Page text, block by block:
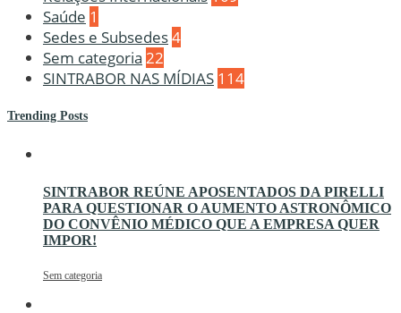
Saúde 1
Sedes e Subsedes4
Sem categoria 22
SINTRABOR NAS MÍDIAS 114
Trending Posts
SINTRABOR REÚNE APOSENTADOS DA PIRELLI
PARA QUESTIONAR O AUMENTO ASTRONÔMICO
DO CONVÊNIO MÉDICO QUE A EMPRESA QUER
IMPOR!
Sem categoria